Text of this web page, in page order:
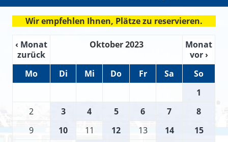
Wir empfehlen Ihnen, Plätze zu reservieren.
‹ Monat
zurück
Oktober 2023
Monat
vor ›
Mo
Di Mi Do Fr Sa
So
1
2
3 4 5 6 7
8
9
10 11 12 13 14
15